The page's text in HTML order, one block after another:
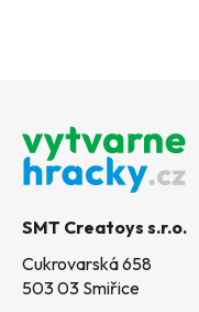
SMT Creatoys s.r.o.
Cukrovarská 658
503 03 Smiřice